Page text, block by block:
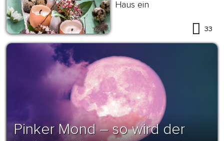
Haus ein
33
Pinker Mond – so wird der